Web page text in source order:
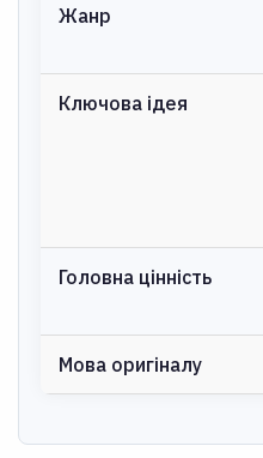
Жанр
Ключова ідея
Головна цінність
Мова оригіналу